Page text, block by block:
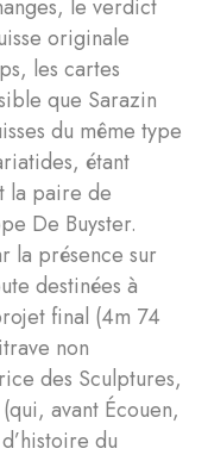
le verdict
originale
les cartes
que Sarazin
du même type
étant
la paire de
De Buyster.
la présence sur
destinées à
final (4m 74
non
des Sculptures,
avant Écouen,
du